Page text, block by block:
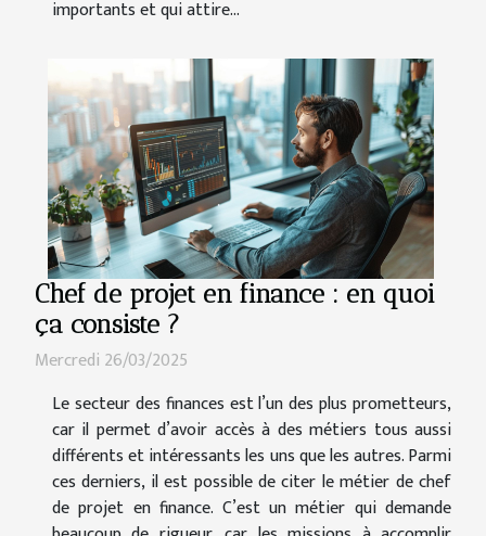
importants et qui attire...
Chef de projet en finance : en quoi
ça consiste ?
Mercredi 26/03/2025
Le secteur des finances est l’un des plus prometteurs,
car il permet d’avoir accès à des métiers tous aussi
différents et intéressants les uns que les autres. Parmi
ces derniers, il est possible de citer le métier de chef
de projet en finance. C’est un métier qui demande